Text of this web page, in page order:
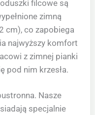
filcowe są
zimną
cm), co zapobiega
najwyższy komfort
z zimnej pianki
pod nim krzesła.
Nasze
specjalnie